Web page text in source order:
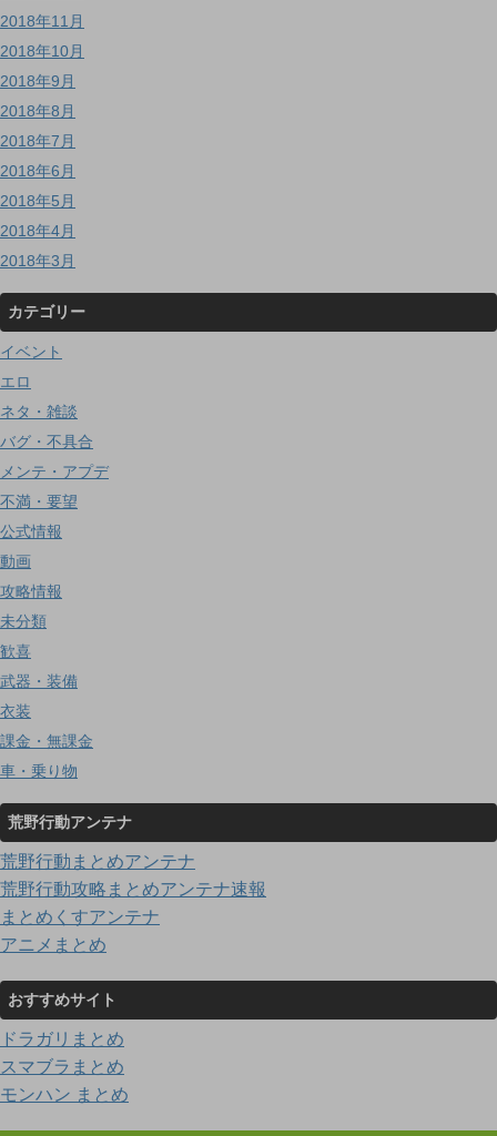
2018年11月
2018年10月
2018年9月
2018年8月
2018年7月
2018年6月
2018年5月
2018年4月
2018年3月
カテゴリー
イベント
エロ
ネタ・雑談
バグ・不具合
メンテ・アプデ
不満・要望
公式情報
動画
攻略情報
未分類
歓喜
武器・装備
衣装
課金・無課金
車・乗り物
荒野行動アンテナ
荒野行動まとめアンテナ
荒野行動攻略まとめアンテナ速報
まとめくすアンテナ
アニメまとめ
おすすめサイト
ドラガリまとめ
スマブラまとめ
モンハン まとめ